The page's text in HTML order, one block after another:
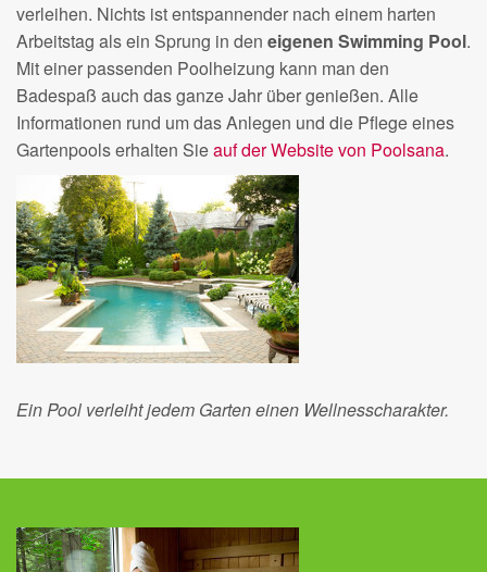
verleihen. Nichts ist entspannender nach einem harten
Arbeitstag als ein Sprung in den eigenen Swimming Pool.
Mit einer passenden Poolheizung kann man den
Badespaß auch das ganze Jahr über genießen. Alle
Informationen rund um das Anlegen und die Pflege eines
Gartenpools erhalten Sieauf der Website von Poolsana.
Ein Pool verleiht jedem Garten einen Wellnesscharakter.